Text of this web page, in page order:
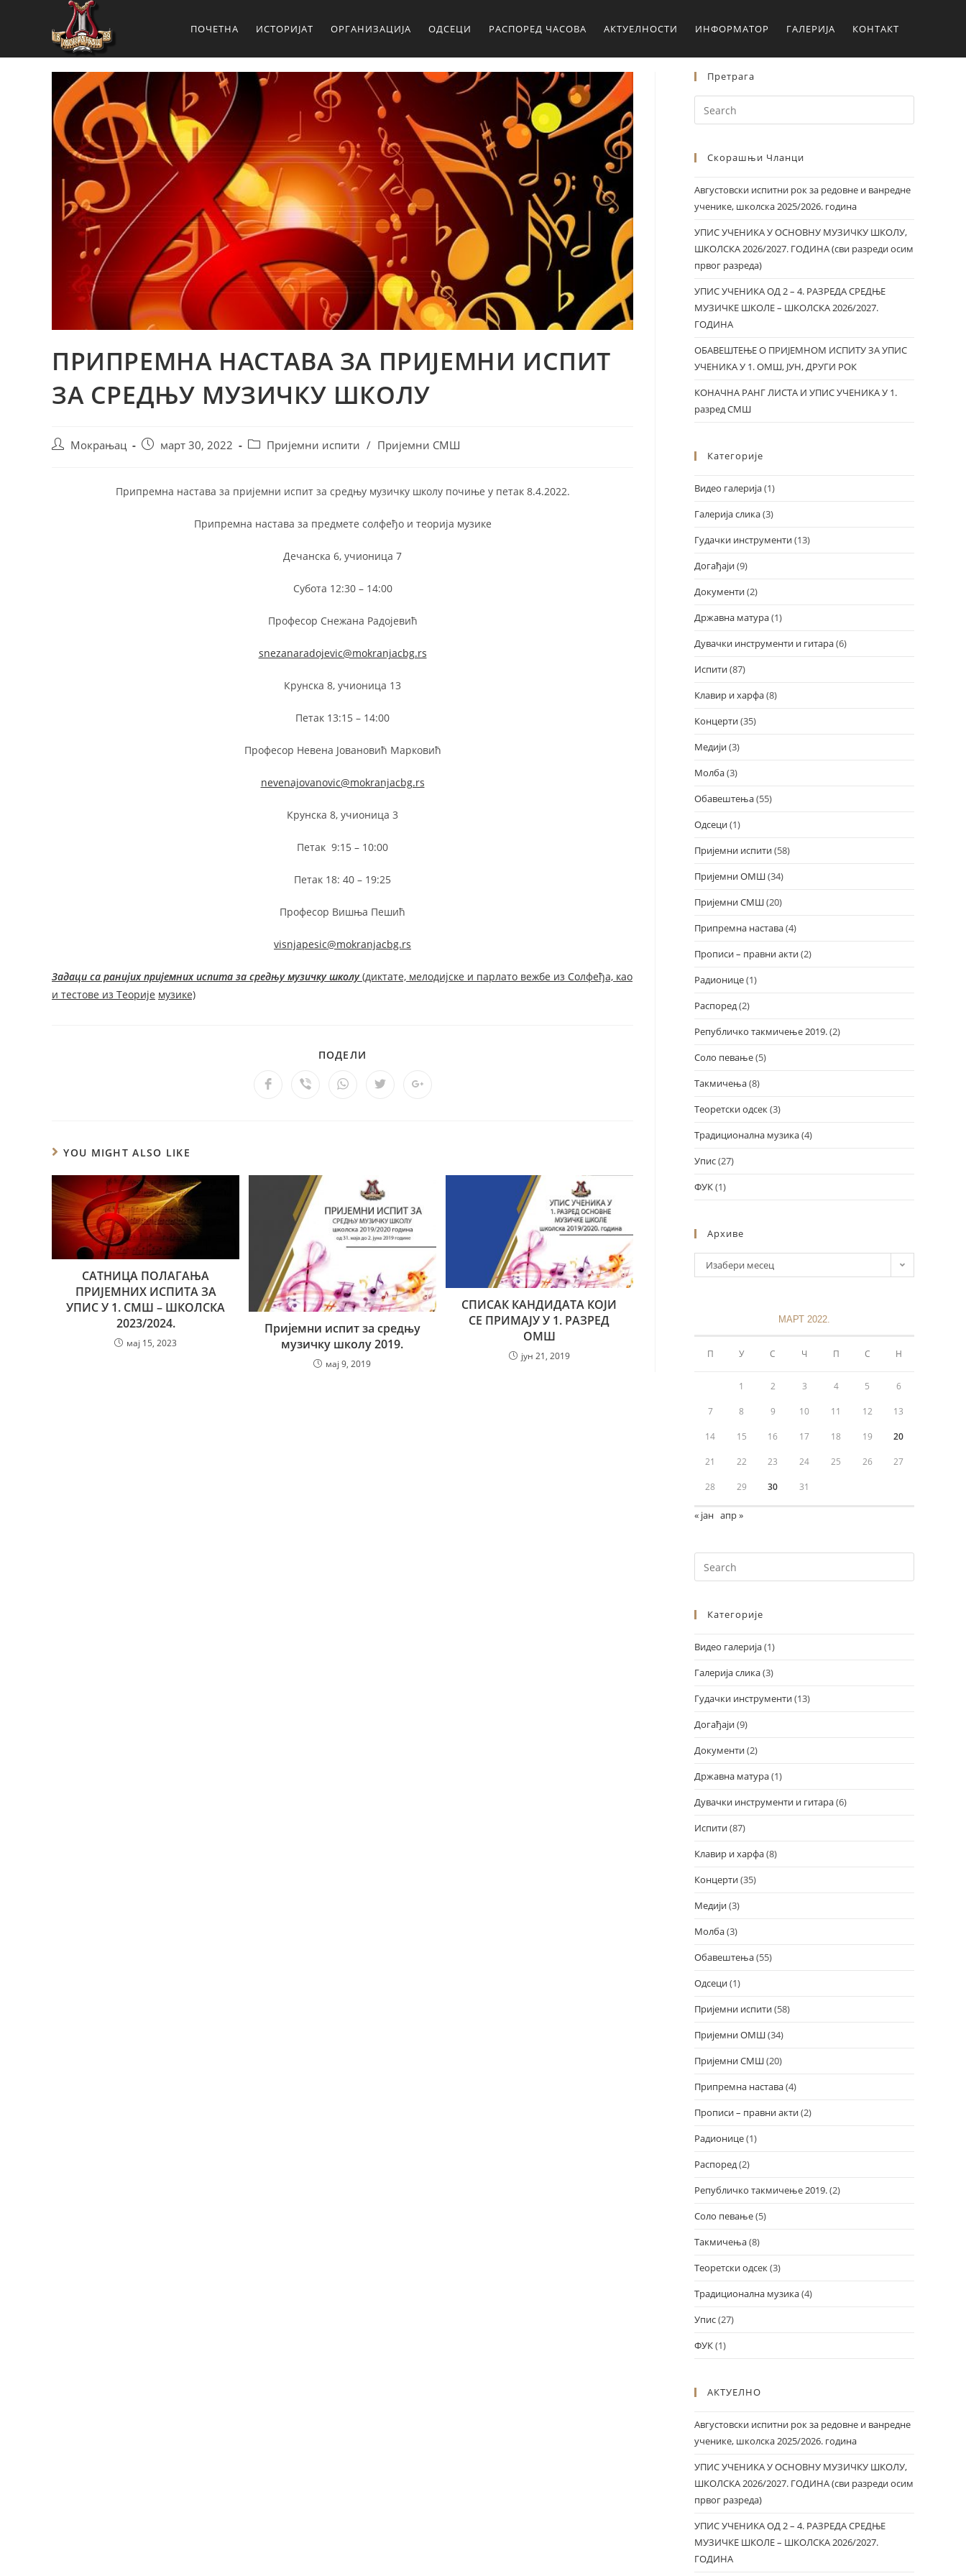
ПОЧЕТНА ИСТОРИЈАТ ОРГАНИЗАЦИЈА ОДСЕЦИ РАСПОРЕД ЧАСОВА АКТУЕЛНОСТИ ИНФОРМАТОР ГАЛЕРИЈА КОНТАКТ
ПРИПРЕМНА НАСТАВА ЗА ПРИЈЕМНИ ИСПИТ
ЗА СРЕДЊУ МУЗИЧКУ ШКОЛУ
Мокрањац март 30, 2022 Пријемни испити / Пријемни СМШ
Припремна настава за пријемни испит за средњу музичку школу почиње у петак 8.4.2022.
Припремна настава за предмете солфеђо и теорија музике
Дечанска 6, учионица 7
Субота 12:30 – 14:00
Професор Снежана Радојевић
snezanaradojevic@mokranjacbg.rs
Крунска 8, учионица 13
Петак 13:15 – 14:00
Професор Невена Јовановић Марковић
nevenajovanovic@mokranjacbg.rs
Крунска 8, учионица 3
Петак 9:15 – 10:00
Петак 18: 40 – 19:25
Професор Вишња Пешић
visnjapesic@mokranjacbg.rs
Задаци са ранијих пријемних испита за средњу музичку школу(диктате, мелодијске и парлато вежбе из Солфеђа, као
и тестове из Теорије музике)
ПОДЕЛИ
YOU MIGHT ALSO LIKE
САТНИЦА ПОЛАГАЊА
ПРИЈЕМНИХ ИСПИТА ЗА
УПИС У 1. СМШ – ШКОЛСКА
2023/2024.
мај 15, 2023
Пријемни испит за средњу
музичку школу 2019.
мај 9, 2019
СПИСАК КАНДИДАТА КОЈИ
СЕ ПРИМАЈУ У 1. РАЗРЕД
ОМШ
јун 21, 2019
Претрага
Скорашњи Чланци
Августовски испитни рок за редовне и ванредне
ученике, школска 2025/2026. година
УПИС УЧЕНИКА У ОСНОВНУ МУЗИЧКУ ШКОЛУ,
ШКОЛСКА 2026/2027. ГОДИНА (сви разреди осим
првог разреда)
УПИС УЧЕНИКА ОД 2 – 4. РАЗРЕДА СРЕДЊЕ
МУЗИЧКЕ ШКОЛЕ – ШКОЛСКА 2026/2027.
ГОДИНА
ОБАВЕШТЕЊЕ О ПРИЈЕМНОМ ИСПИТУ ЗА УПИС
УЧЕНИКА У 1. ОМШ, ЈУН, ДРУГИ РОК
КОНАЧНА РАНГ ЛИСТА И УПИС УЧЕНИКА У 1.
разред СМШ
Категорије
Видео галерија(1)
Галерија слика(3)
Гудачки инструменти(13)
Догађаји(9)
Документи(2)
Државна матура(1)
Дувачки инструменти и гитара(6)
Испити(87)
Клавир и харфа(8)
Концерти(35)
Медији(3)
Молба(3)
Обавештења(55)
Одсеци(1)
Пријемни испити(58)
Пријемни ОМШ(34)
Пријемни СМШ(20)
Припремна настава(4)
Прописи – правни акти(2)
Радионице(1)
Распоред(2)
Републичко такмичење 2019.(2)
Соло певање(5)
Такмичења(8)
Теоретски одсек(3)
Традиционална музика(4)
Упис(27)
ФУК(1)
Архиве
Изабери месец
МАРТ 2022.
П У С Ч П С Н
1 2 3 4 5 6
7 8 9 10 11 12 13
14 15 16 17 18 19 20
21 22 23 24 25 26 27
28 29 30 31
« јан апр »
Категорије
Видео галерија(1)
Галерија слика(3)
Гудачки инструменти(13)
Догађаји(9)
Документи(2)
Државна матура(1)
Дувачки инструменти и гитара(6)
Испити(87)
Клавир и харфа(8)
Концерти(35)
Медији(3)
Молба(3)
Обавештења(55)
Одсеци(1)
Пријемни испити(58)
Пријемни ОМШ(34)
Пријемни СМШ(20)
Припремна настава(4)
Прописи – правни акти(2)
Радионице(1)
Распоред(2)
Републичко такмичење 2019.(2)
Соло певање(5)
Такмичења(8)
Теоретски одсек(3)
Традиционална музика(4)
Упис(27)
ФУК(1)
АКТУЕЛНО
Августовски испитни рок за редовне и ванредне
ученике, школска 2025/2026. година
УПИС УЧЕНИКА У ОСНОВНУ МУЗИЧКУ ШКОЛУ,
ШКОЛСКА 2026/2027. ГОДИНА (сви разреди осим
првог разреда)
УПИС УЧЕНИКА ОД 2 – 4. РАЗРЕДА СРЕДЊЕ
МУЗИЧКЕ ШКОЛЕ – ШКОЛСКА 2026/2027.
ГОДИНА
Информације
Политика приватности
Дечанска 6, 11000, Београд,
Design by Marko Đorđević